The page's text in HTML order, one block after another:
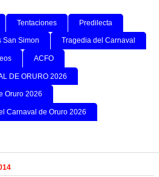
Tentaciones Predilecta
San Simon Tragedia del Carnaval
ACFO
DE ORURO 2026
Oruro 2026
Carnaval de Oruro 2026